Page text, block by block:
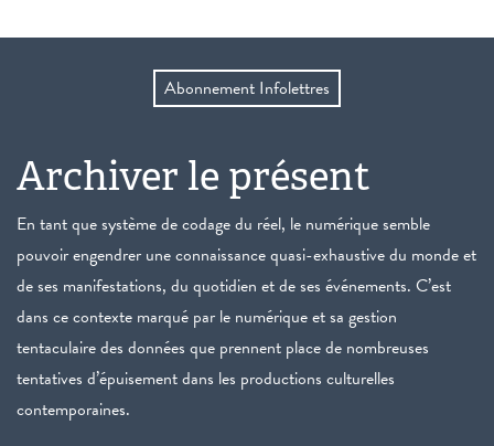
Abonnement Infolettres
Archiver le présent
En tant que système de codage du réel, le numérique semble
pouvoir engendrer une connaissance quasi-exhaustive du monde et
de ses manifestations, du quotidien et de ses événements. C’est
dans ce contexte marqué par le numérique et sa gestion
tentaculaire des données que prennent place de nombreuses
tentatives d’épuisement dans les productions culturelles
contemporaines.